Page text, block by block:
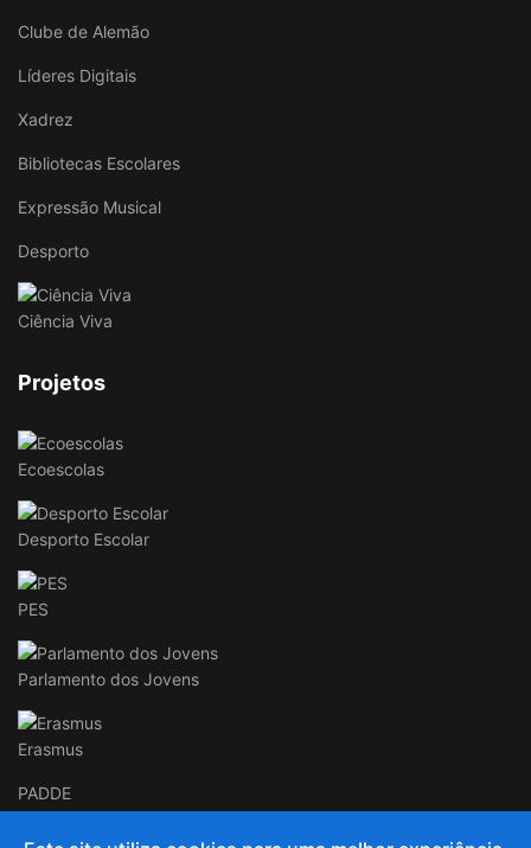
Clube de Alemão
Líderes Digitais
Xadrez
Bibliotecas Escolares
Expressão Musical
Desporto
Ciência Viva
Projetos
Ecoescolas
Desporto Escolar
PES
Parlamento dos Jovens
Erasmus
PADDE